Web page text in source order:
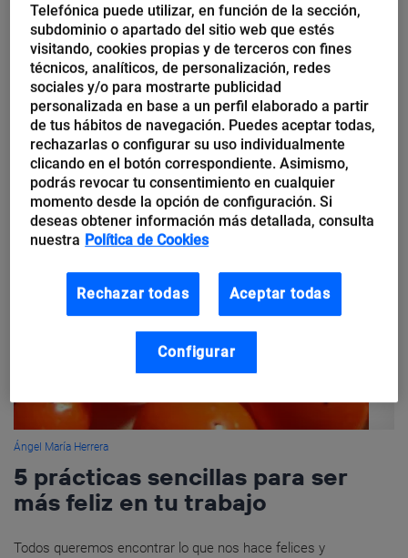
Ángel María Herrera
5 consejos para desterrar el
estrés de la gestión empresarial
Todos estamos cansados de escuchar que el estrés es una de
las enfermedades crónicas en nuestra sociedad, y de leer
sesudos consejos de psicólogos que nos recomiendan reducir
nuestro...
Ángel María Herrera
5 prácticas sencillas para ser
más feliz en tu trabajo
Todos queremos encontrar lo que nos hace felices y
Telefónica puede utilizar, en función de la sección,
subdominio o apartado del sitio web que estés
visitando, cookies propias y de terceros con fines
técnicos, analíticos, de personalización, redes
sociales y/o para mostrarte publicidad
personalizada en base a un perfil elaborado a partir
de tus hábitos de navegación. Puedes aceptar todas,
rechazarlas o configurar su uso individualmente
clicando en el botón correspondiente. Asimismo,
podrás revocar tu consentimiento en cualquier
momento desde la opción de configuración. Si
deseas obtener información más detallada, consulta
nuestra Política de Cookies
Rechazar todas Aceptar todas
Configurar